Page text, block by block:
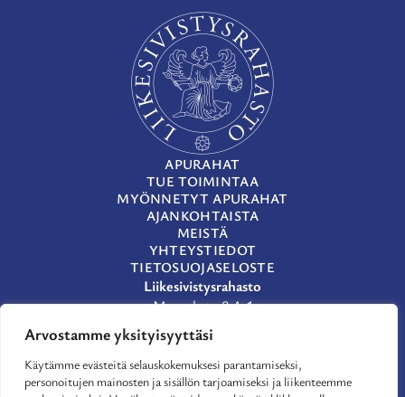
Arvostamme yksityisyyttäsi
Käytämme evästeitä selauskokemuksesi parantamiseksi,
personoitujen mainosten ja sisällön tarjoamiseksi ja liikenteemme
APURAHAT
TUE TOIMINTAA
MYÖNNETYT APURAHAT
AJANKOHTAISTA
MEISTÄ
YHTEYSTIEDOT
TIETOSUOJASELOSTE
Liikesivistysrahasto
Museokatu 8 A 1
00100 Helsinki
(09) 659 933
lsr@lsr.fi
LinkedIn